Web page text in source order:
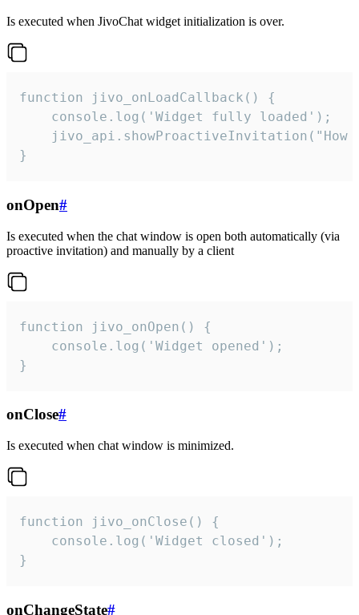
Is executed when JivoChat widget initialization is over.
function jivo_onLoadCallback() {
    console.log('Widget fully loaded');
jivo_api.showProactiveInvitation("How
}
onOpen#
Is executed when the chat window is open both automatically (via
proactive invitation) and manually by a client
function jivo_onOpen() {
    console.log('Widget opened');
}
onClose#
Is executed when chat window is minimized.
function jivo_onClose() {
    console.log('Widget closed');
}
onChangeState#